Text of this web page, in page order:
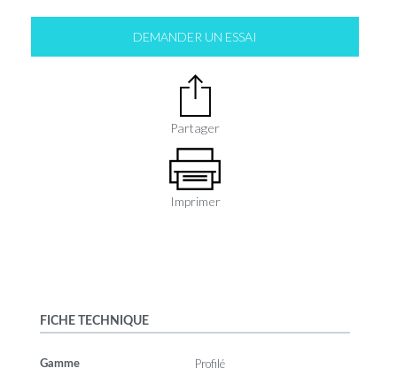
DEMANDER UN ESSAI
Partager
Imprimer
FICHE TECHNIQUE
Gamme Profilé